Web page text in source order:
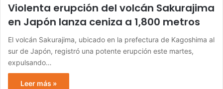
Violenta erupción del volcán Sakurajima
en Japón lanza ceniza a 1,800 metros
El volcán Sakurajima, ubicado en la prefectura de Kagoshima al
sur de Japón, registró una potente erupción este martes,
expulsando…
Leer más »